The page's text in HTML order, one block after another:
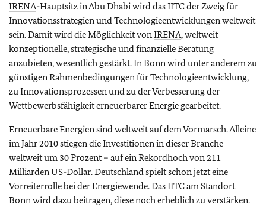
IRENA-Hauptsitz in Abu Dhabi wird das IITC der Zweig für
Innovationsstrategien und Technologieentwicklungen weltweit
sein. Damit wird die Möglichkeit vonIRENA, weltweit
konzeptionelle, strategische und finanzielle Beratung
anzubieten, wesentlich gestärkt. In Bonn wird unter anderem zu
günstigen Rahmenbedingungen für Technologieentwicklung,
zu Innovationsprozessen und zu der Verbesserung der
Wettbewerbsfähigkeit erneuerbarer Energie gearbeitet.
Erneuerbare Energien sind weltweit auf dem Vormarsch. Alleine
im Jahr 2010 stiegen die Investitionen in dieser Branche
weltweit um 30 Prozent – auf ein Rekordhoch von 211
Milliarden US-Dollar. Deutschland spielt schon jetzt eine
Vorreiterrolle bei der Energiewende. Das IITC am Standort
Bonn wird dazu beitragen, diese noch erheblich zu verstärken.